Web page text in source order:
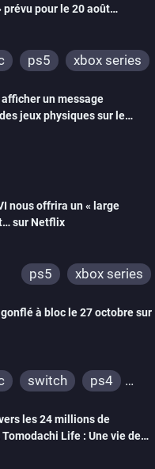
prévu pour le 20 août
ps5
xbox series
xbox one
2
un message
jeux physiques sur le
nous offrira un « large
sur Netflix
ps5 xbox series
à bloc le 27 octobre sur
switch
ps4
3ds
ps3
360
switch 2
les 24 millions de
Life : Une vie de